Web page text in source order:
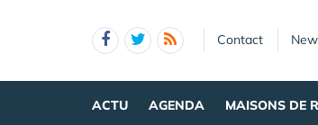
Contact
ACTU AGENDA MAISONS DE